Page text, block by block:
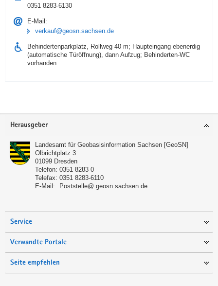
0351 8283-6130
E-Mail:
verkauf@geosn.sachsen.de
Behindertenparkplatz, Rollweg 40 m; Haupteingang ebenerdig
(automatische Türöffnung), dann Aufzug; Behinderten-WC
vorhanden
Footer-
Herausgeber
Landesamt für Geobasisinformation Sachsen [GeoSN]
Olbrichtplatz 3
01099 Dresden
Telefon: 0351 8283-0
Telefax: 0351 8283-6110
E-Mail:
Poststelle@ geosn.sachsen.de
Service
Verwandte Portale
Seite empfehlen